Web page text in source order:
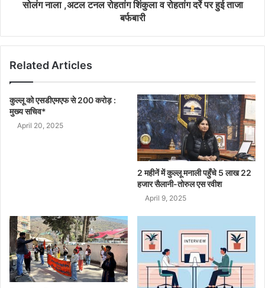
सोलंग नाला ,अटल टनल रोहतांग शिंकुला व रोहतांग दर्रे पर हुई ताजा
बर्फबारी
Related Articles
कुल्लू को एसडीएमएफ से 200 करोड़ :
मुख्य सचिव*
April 20, 2025
2 महीनें में कुल्लू मनाली पहुँचे 5 लाख 22
हजार सैलानी-तोरुल एस रवीश
April 9, 2025